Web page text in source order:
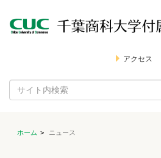
アクセス
ホーム ニュース